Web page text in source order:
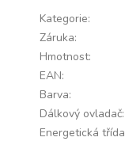
Kategorie:
Záruka:
Hmotnost:
EAN:
Barva:
Dálkový ovladač:
Energetická třída